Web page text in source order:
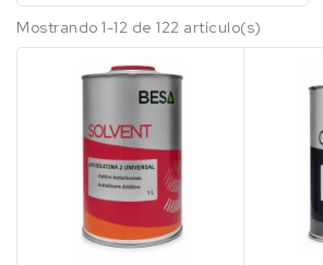
Mostrando 1-12 de 122 artículo(s)